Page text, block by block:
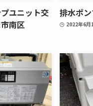
ユニット交
南区
排水ポ
2022年6月